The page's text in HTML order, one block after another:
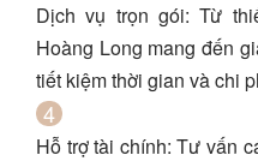
Dịch vụ trọn gói: Từ
Hoàng Long mang đến
tiết kiệm thời gian và chi
Hỗ trợ tài chính: Tư vấn